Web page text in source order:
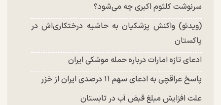
سرنوشت کلثوم اکبری چه می‌شود؟
(ویدئو) واکنش پزشکیان به حاشیه درختکاری‌اش در
پاکستان
ادعای تازه امارات درباره حمله موشکی ایران
پاسخ عراقچی به ادعای سهم ۱۱ درصدی ایران از خزر
علت افزایش مبلغ قبض آب در تابستان